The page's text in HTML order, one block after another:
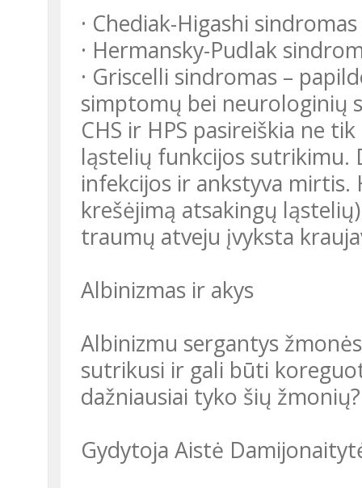
· Chediak-Higashi sindromas
· Hermansky-Pudlak
· Griscelli sindromas –
simptomų bei neurologinių
CHS ir HPS pasireiškia ne
ląstelių funkcijos sutrikimu.
infekcijos ir ankstyva
krešėjimą atsakingų
traumų atveju įvyksta
Albinizmas ir akys
Albinizmu sergantys
sutrikusi ir gali būti
dažniausiai tyko šių žmonių?
Gydytoja Aistė